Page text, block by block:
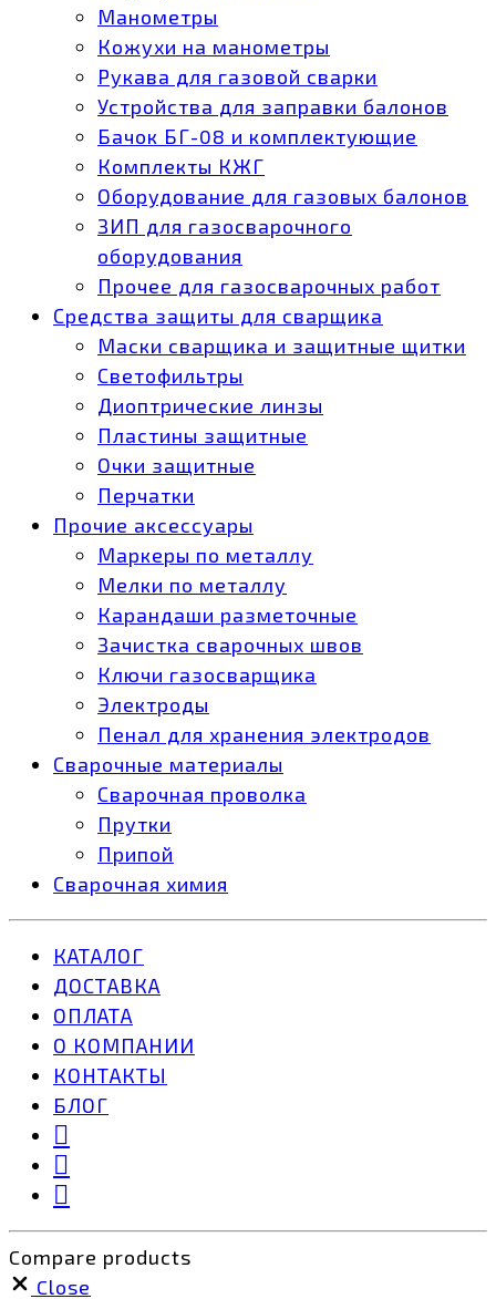
Манометры
Кожухи на манометры
Рукава для газовой сварки
Устройства для заправки балонов
Бачок БГ-08 и комплектующие
Комплекты КЖГ
Оборудование для газовых балонов
ЗИП для газосварочного
оборудования
Прочее для газосварочных работ
Средства защиты для сварщика
Маски сварщика и защитные щитки
Светофильтры
Диоптрические линзы
Пластины защитные
Очки защитные
Перчатки
Прочие аксессуары
Маркеры по металлу
Мелки по металлу
Карандаши разметочные
Зачистка сварочных швов
Ключи газосварщика
Электроды
Пенал для хранения электродов
Сварочные материалы
Сварочная проволка
Прутки
Припой
Сварочная химия
КАТАЛОГ
ДОСТАВКА
ОПЛАТА
О КОМПАНИИ
КОНТАКТЫ
БЛОГ
Compare products
Close